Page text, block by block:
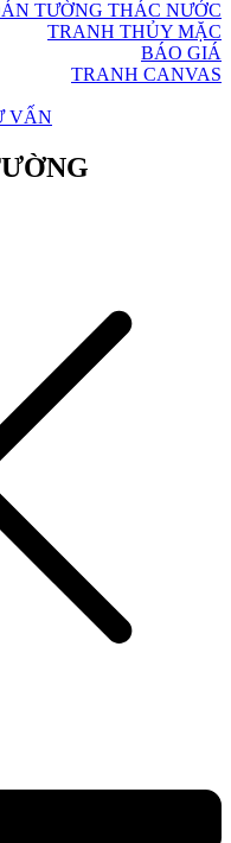
TƯỜNG THÁC NƯỚC
TRANH THỦY MẶC
BÁO GIÁ
TRANH CANVAS
VẤN